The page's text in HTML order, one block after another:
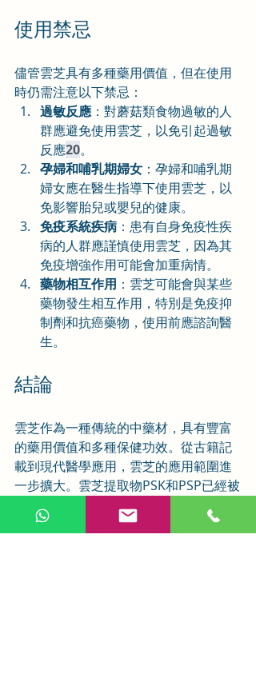
使用禁忌
儘管雲芝具有多種藥用價值，但在使用
時仍需注意以下禁忌：
過敏反應 ：對蘑菇類食物過敏的人
群應避免使用雲芝，以免引起過敏
反應20。
孕婦和哺乳期婦女 ：孕婦和哺乳期
婦女應在醫生指導下使用雲芝，以
免影響胎兒或嬰兒的健康。
免疫系統疾病 ：患有自身免疫性疾
病的人群應謹慎使用雲芝，因為其
免疫增強作用可能會加重病情。
藥物相互作用 ：雲芝可能會與某些
藥物發生相互作用，特別是免疫抑
制劑和抗癌藥物，使用前應諮詢醫
生。
結論
雲芝作為一種傳統的中藥材，具有豐富
的藥用價值和多種保健功效。從古籍記
載到現代醫學應用，雲芝的應用範圍進
一步擴大。雲芝提取物PSK和PSP已經被
廣泛應用於癌症治療，特別是作為輔助
治療手段，用於增強患者的免疫力和減